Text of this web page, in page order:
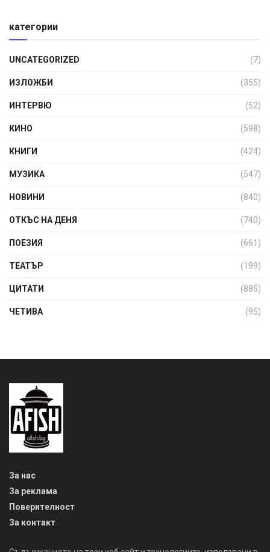
категории
UNCATEGORIZED (7)
ИЗЛОЖБИ (355)
ИНТЕРВЮ (52)
КИНО (598)
КНИГИ (424)
МУЗИКА (547)
НОВИНИ (840)
ОТКЪС НА ДЕНЯ (740)
ПОЕЗИЯ (661)
ТЕАТЪР (199)
ЦИТАТИ (885)
ЧЕТИВА (95)
За нас
За реклама
Поверителност
За контакт